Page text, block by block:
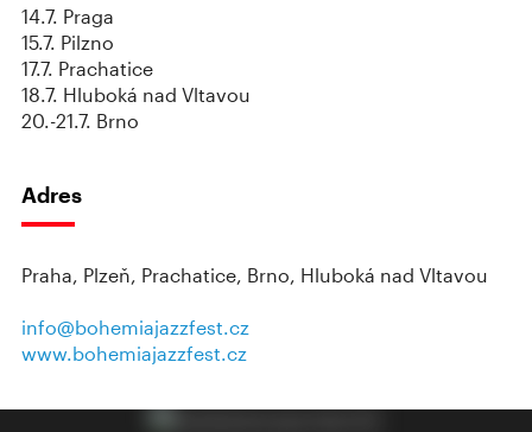
14.7. Praga
15.7. Pilzno
17.7. Prachatice
18.7. Hluboká nad Vltavou
20.-21.7. Brno
Adres
Praha, Plzeň, Prachatice, Brno, Hluboká nad Vltavou
info@bohemiajazzfest.cz
www.bohemiajazzfest.cz